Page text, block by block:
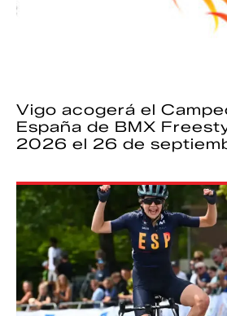
Vigo acogerá el
España de BMX
2026 el 26 de